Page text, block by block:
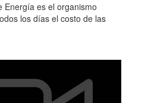
Energía es el organismo
los días el costo de las